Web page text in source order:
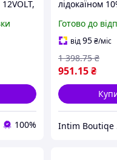
100%
лідокаїном
Lidocaine, 60
Готово до
від95₴/міс
951.15₴
1 398.75 ₴